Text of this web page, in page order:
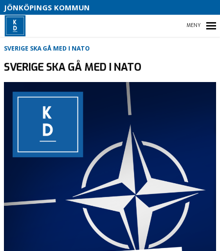
JÖNKÖPINGS KOMMUN
HEM
BLI MEDLEM
VÅRT PARTI
KOMMUNPOLITIK
SVERIGE SKA GÅ MED I NATO
SVERIGE SKA GÅ MED I NATO